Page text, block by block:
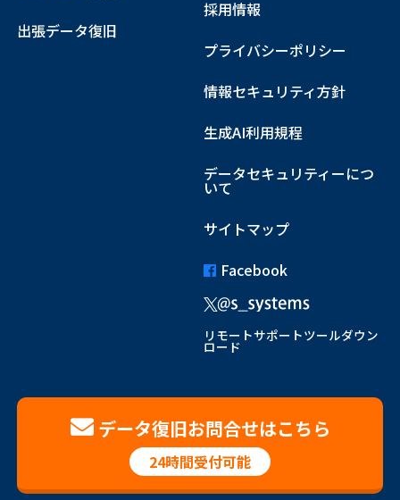
出張データ復旧
採用情報
プライバシーポリシー
情報セキュリティ方針
生成AI利用規程
データセキュリティーにつ
いて
サイトマップ
Facebook
リモートサポートツールダウン
ロード
データ復旧お問合せはこちら
24時間受付可能